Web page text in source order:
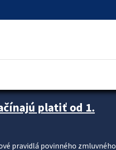
platiť od 1.
pravidlá povinného zmluvného